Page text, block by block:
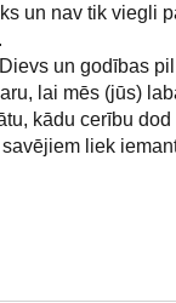
un nav tik viegli
un godības
lai mēs (jūs)
kādu cerību dod
liek